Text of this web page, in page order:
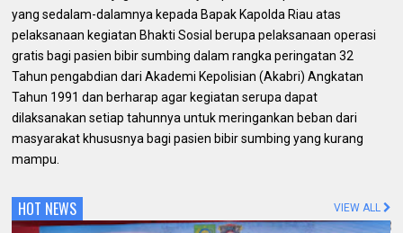
yang sedalam-dalamnya kepada Bapak Kapolda Riau atas
pelaksanaan kegiatan Bhakti Sosial berupa pelaksanaan operasi
gratis bagi pasien bibir sumbing dalam rangka peringatan 32
Tahun pengabdian dari Akademi Kepolisian (Akabri) Angkatan
Tahun 1991 dan berharap agar kegiatan serupa dapat
dilaksanakan setiap tahunnya untuk meringankan beban dari
masyarakat khususnya bagi pasien bibir sumbing yang kurang
mampu.
HOT NEWS VIEW ALL